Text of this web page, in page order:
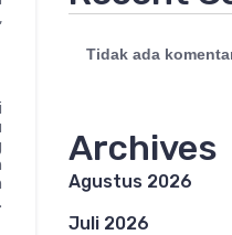
Tidak ada
Archives
Agustus 2026
Juli 2026